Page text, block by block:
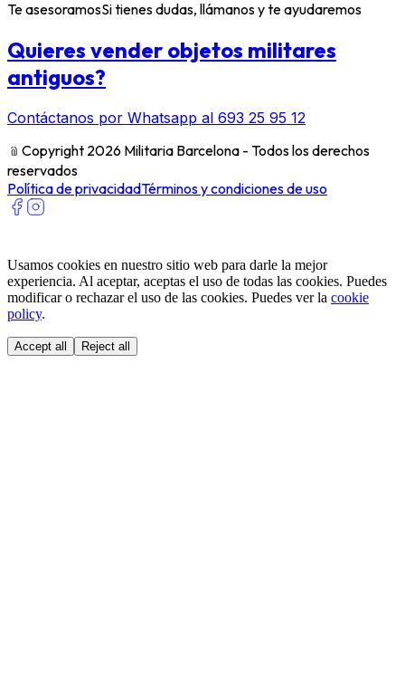
Te asesoramosSi tienes dudas, llámanos y te ayudaremos
Quieres vender objetos militares
antiguos?
Contáctanos por Whatsapp al 693 25 95 12
﹫ Copyright 2026 Militaria Barcelona - Todos los derechos
reservados
Política de privacidadTérminos y condiciones de uso
Usamos cookies en nuestro sitio web para darle la mejor
experiencia. Al aceptar, aceptas el uso de todas las cookies. Puedes
modificar o rechazar el uso de las cookies. Puedes ver la cookie
policy.
Accept all Reject all